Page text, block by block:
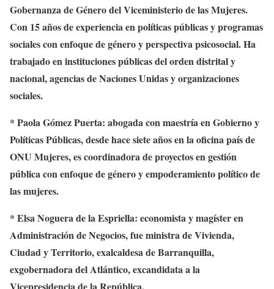
Gobernanza de Género del Viceministerio de las Mujeres.
Con 15 años de experiencia en políticas públicas y programas
sociales con enfoque de género y perspectiva psicosocial. Ha
trabajado en instituciones públicas del orden distrital y
nacional, agencias de Naciones Unidas y organizaciones
sociales.
* Paola Gómez Puerta: abogada con maestría en Gobierno y
Políticas Públicas, desde hace siete años en la oficina país de
ONU Mujeres, es coordinadora de proyectos en gestión
pública con enfoque de género y empoderamiento político de
las mujeres.
* Elsa Noguera de la Espriella: economista y magíster en
Administración de Negocios, fue ministra de Vivienda,
Ciudad y Territorio, exalcaldesa de Barranquilla,
exgobernadora del Atlántico, excandidata a la
Vicepresidencia de la República.